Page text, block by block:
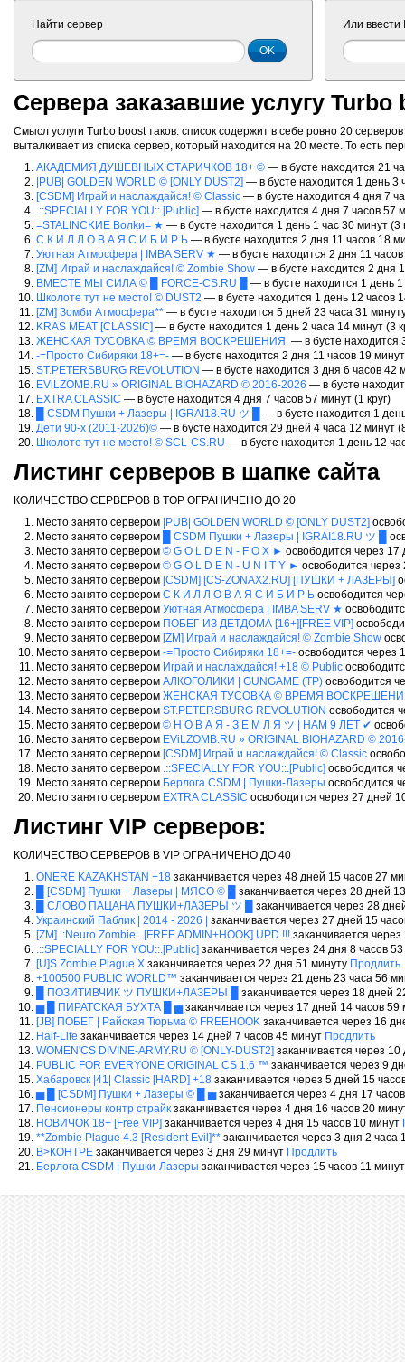
Найти сервер Или ввести
Сервера заказавшие услугу Turbo
Смысл услуги Turbo boost таков: список содержит в себе ровно 20
выталкивает из списка сервер, который находится на 20 месте. То есть
АКАДЕМИЯ ДУШЕВНЫХ СТАРИЧКОВ 18+ © — в бусте находится 21
|PUB| GOLDEN WORLD © [ONLY DUST2] — в бусте находится 1 день 3
[CSDM] Играй и наслаждайся! © Classic — в бусте находится 4 дня 7
.::SPECIALLY FOR YOU::.[Public] — в бусте находится 4 дня 7 часов 57
=STALINCKИE Boлkи= ★ — в бусте находится 1 день 1 час 30 минут (3
С К И Л Л О В А Я С И Б И Р Ь — в бусте находится 2 дня 11 часов 18
Уютная Атмосфера | IMBA SERV ★ — в бусте находится 2 дня 11 часов
[ZM] Играй и наслаждайся! © Zombie Show — в бусте находится 2 дня
ВМЕСТЕ МЫ СИЛА © █ FORCE-CS.RU █
— в бусте находится 1 день 1
Школоте тут не место! © DUST2 — в бусте находится 1 день 12 часов
[ZM] Зомби Атмосфера** — в бусте находится 5 дней 23 часа 31
KRAS MEAT [СLASSIC] — в бусте находится 1 день 2 часа 14 минут (3
ЖЕНСКАЯ ТУСОВКА © ВРЕМЯ ВОСКРЕШЕНИЯ. — в бусте находится
-=Просто Сибиряки 18+=- — в бусте находится 2 дня 11 часов 19 минут
ST.PETERSBURG REVOLUTION — в бусте находится 3 дня 6 часов 42
EViLZOMB.RU » ORIGINAL BIOHAZARD © 2016-2026 — в бусте
EXTRA CLASSIC — в бусте находится 4 дня 7 часов 57 минут (1 круг)
█ CSDM Пушки + Лазеры | IGRAI18.RU ツ █
— в бусте находится 1
Дети 90-х (2011-2026)© — в бусте находится 29 дней 4 часа 12 минут
Школоте тут не место! © SCL-CS.RU — в бусте находится 1 день 12
Листинг серверов в шапке сайта
КОЛИЧЕСТВО СЕРВЕРОВ В TOP ОГРАНИЧЕНО ДО 20
Место занято сервером |PUB| GOLDEN WORLD © [ONLY DUST2]
Место занято сервером
█ CSDM Пушки + Лазеры | IGRAI18.RU ツ █
Место занято сервером © G O L D E N - F O X ► освободится через
Место занято сервером © G O L D E N - U N I T Y ► освободится
Место занято сервером [CSDM] [CS-ZONAX2.RU] [ПУШКИ + ЛАЗЕРЫ]
Место занято сервером С К И Л Л О В А Я С И Б И Р Ь освободится
Место занято сервером Уютная Атмосфера | IMBA SERV ★
Место занято сервером ПОБЕГ ИЗ ДЕТДОМА [16+][FREE VIP]
Место занято сервером [ZM] Играй и наслаждайся! © Zombie Show
Место занято сервером -=Просто Сибиряки 18+=- освободится через
Место занято сервером Играй и наслаждайся! +18 © Public
Место занято сервером АЛКОГОЛИКИ | GUNGAME (TP) освободится
Место занято сервером ЖЕНСКАЯ ТУСОВКА © ВРЕМЯ
Место занято сервером ST.PETERSBURG REVOLUTION освободится
Место занято сервером © Н О В А Я - З Е М Л Я ツ | НАМ 9 ЛЕТ ✔
Место занято сервером EViLZOMB.RU » ORIGINAL BIOHAZARD ©
Место занято сервером [CSDM] Играй и наслаждайся! © Classic
Место занято сервером .::SPECIALLY FOR YOU::.[Public] освободится
Место занято сервером Берлога CSDM | Пушки-Лазеры освободится
Место занято сервером EXTRA CLASSIC освободится через 27 дней
Листинг VIP серверов:
КОЛИЧЕСТВО СЕРВЕРОВ В VIP ОГРАНИЧЕНО ДО 40
ONERE KAZAKHSTAN +18 заканчивается через 48 дней 15 часов 27
█ [CSDM] Пушки + Лазеры | МЯСО © █
заканчивается через 28 дней
█ СЛОВО ПАЦАНА ПУШКИ+ЛАЗЕРЫ ツ █ заканчивается через 28
Украинский Паблик | 2014 - 2026 |
заканчивается через 27 дней 15
[ZM] .:Neuro Zombie:. [FREE ADMIN+HOOK] UPD !!! заканчивается
.::SPECIALLY FOR YOU::.[Public] заканчивается через 24 дня 8 часов
[U]S Zombie Plague X заканчивается через 22 дня 51 минуту Продлить
+100500 PUBLIC WORLD™ заканчивается через 21 день 23 часа 56
█ ПОЗИТИВЧИК ツ ПУШКИ+ЛАЗЕРЫ █ заканчивается через 18 дней
▅ █ ПИРАТСКАЯ БУХТА █ ▅заканчивается через 17 дней 14 часов 59
[JB] ПОБЕГ | Райская Тюрьма © FREEHOOK заканчивается через 16
Half-Life заканчивается через 14 дней 7 часов 45 минут Продлить
WOMEN'CS DIVINE-ARMY.RU © [ONLY-DUST2] заканчивается через
PUBLIC FOR EVERYONE ORIGINAL CS 1.6 ™ заканчивается через 9
Хабаровск |41| Classic [HARD] +18 заканчивается через 5 дней 15
▅ █ [CSDM] Пушки + Лазеры © █ ▅заканчивается через 4 дня 17
Пенсионеры контр страйк заканчивается через 4 дня 16 часов 20
НОВИЧОК 18+ [Free VIP] заканчивается через 4 дня 15 часов 10 минут
**Zombie Plague 4.3 [Resident Evil]** заканчивается через 3 дня 2 часа
В>КОНТРЕ заканчивается через 3 дня 29 минут Продлить
Берлога CSDM | Пушки-Лазеры заканчивается через 15 часов 11